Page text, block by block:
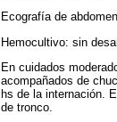
Ecografía de
Hemocultivo: sin
En cuidados
acompañados de
hs de la internación.
de tronco.